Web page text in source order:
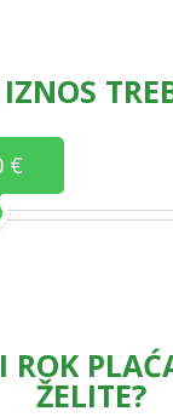
€
ROK
ŽELITE?